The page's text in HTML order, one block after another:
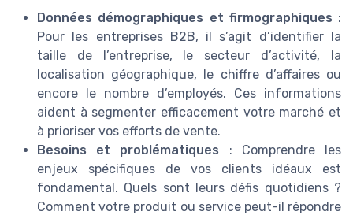
Données démographiques et firmographiques :
Pour les entreprises B2B, il s’agit d’identifier la
taille de l’entreprise, le secteur d’activité, la
localisation géographique, le chiffre d’affaires ou
encore le nombre d’employés. Ces informations
aident à segmenter efficacement votre marché et
à prioriser vos efforts de vente.
Besoins et problématiques : Comprendre les
enjeux spécifiques de vos clients idéaux est
fondamental. Quels sont leurs défis quotidiens ?
Comment votre produit ou service peut-il répondre